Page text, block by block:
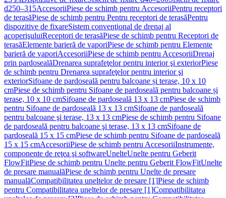
d250–315AccesoriiPiese de schimb pentru AccesoriiPentru receptori
de terasăPiese de schimb pentru Pentru receptori de terasăPentru
dispozitive de fixareSistem convenţional de drenaj al
acoperişuluiReceptori de terasăPiese de schimb pentru Receptori de
terasăElemente barieră de vaporiPiese de schimb pentru Elemente
barieră de vaporiAccesoriiPiese de schimb pentru AccesoriiDrenaj
prin pardosealăDrenarea suprafeţelor pentru interior şi exteriorPiese
de schimb pentru Drenarea suprafeţelor pentru interior şi
exteriorSifoane de pardoseală pentru balcoane și terase, 10 x 10
cmPiese de schimb pentru Sifoane de pardoseală pentru balcoane și
terase, 10 x 10 cmSifoane de pardoseală 13 x 13 cmPiese de schimb
pentru Sifoane de pardoseală 13 x 13 cmSifoane de pardoseală
pentru balcoane şi terase, 13 x 13 cmPiese de schimb pentru Sifoane
de pardoseală pentru balcoane şi terase, 13 x 13 cmSifoane de
pardoseală 15 x 15 cmPiese de schimb pentru Sifoane de pardoseală
15 x 15 cmAccesoriiPiese de schimb pentru AccesoriiInstrumente,
componente de reţea şi softwareUnelteUnelte pentru Geberit
FlowFitPiese de schimb pentru Unelte pentru Geberit FlowFitUnelte
de presare manualăPiese de schimb pentru Unelte de presare
manualăCompatibilitatea uneltelor de presare [1]Piese de schimb
pentru Compatibilitatea uneltelor de presare [1]Compatibilitatea